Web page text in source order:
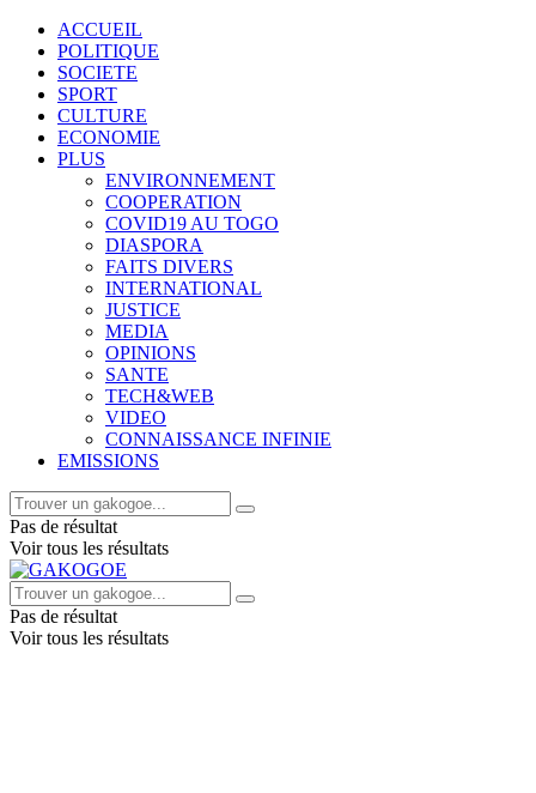
ACCUEIL
POLITIQUE
SOCIETE
SPORT
CULTURE
ECONOMIE
PLUS
ENVIRONNEMENT
COOPERATION
COVID19 AU TOGO
DIASPORA
FAITS DIVERS
INTERNATIONAL
JUSTICE
MEDIA
OPINIONS
SANTE
TECH&WEB
VIDEO
CONNAISSANCE INFINIE
EMISSIONS
Pas de résultat
Voir tous les résultats
Pas de résultat
Voir tous les résultats